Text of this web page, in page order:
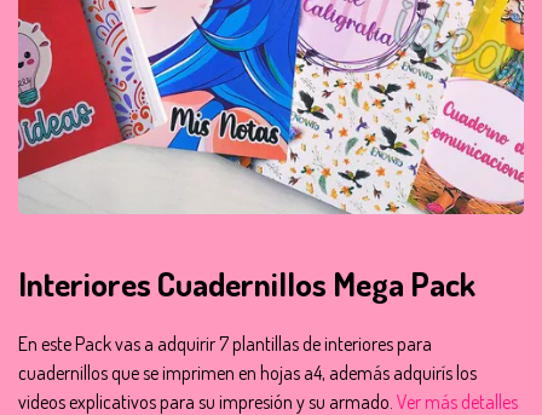
Interiores Cuadernillos Mega Pack
En este Pack vas a adquirir 7 plantillas de interiores para
cuadernillos que se imprimen en hojas a4, además adquirís los
videos explicativos para su impresión y su armado. Ver más detalles